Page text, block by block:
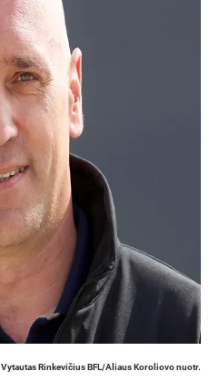
Vytautas Rinkevičius BFL/Aliaus Koroliovo nuotr.